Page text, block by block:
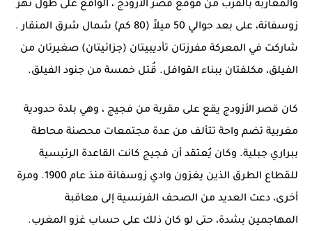
والمغاربة بالقرب من موقع قصر الأزودج ، الواقع على طول نهر
زوسفانة، على بعد حوالي 50 ميلاً (80 كم) شمال شرق
المنقار.
شاركت في المعركة مفرزتان تأديبيتان (جزائيتان) صغيرتان من
الفيلق، مكلفتان ببناء القوافل. قُتل خمسة من جنود الفيلق.
كان قصر الأزودج يقع على مقربة من فجيج ، وهي بلدة حدودية
مغربية تضم واحة تتألف من عدة مجتمعات محصنة محاطة
ببراري جبلية. وكان يُعتقد أن فجيج كانت القاعدة الرئيسية
للقطاع الطرق الذين يغزون وادي زوسفانة منذ عام 1900. ومرة ​​
أخرى، دعت العديد من الصحف الفرنسية إلى معاقبة
المهاجمين بشدة، حتى لو كان ذلك على حساب غزو المغرب.